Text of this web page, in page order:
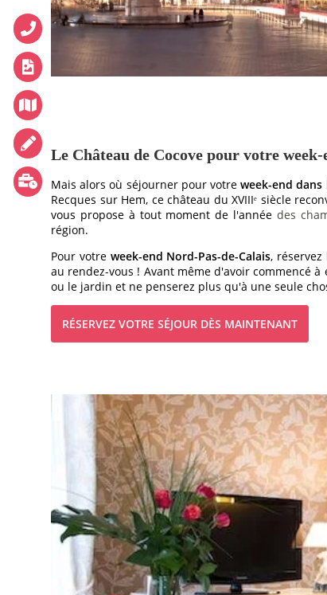
Le Château de Cocove pour votre
Mais alors où séjourner pour votreweek-end dans
Recques sur Hem, ce château du XVIIIᵉ siècle
vous propose à tout moment de l'année des
région.
Pour votre week-end Nord-Pas-de-Calais,
au rendez-vous ! Avant même d'avoir commencé
ou le jardin et ne penserez plus qu'à une seule
RÉSERVEZ VOTRE SÉJOUR DÈS MAINTENANT
CAVE À VIN
RÉCEPTIONS
OFFRES
RECRUTEMENT
ACCÈS
BOUTIQUE CADEAU
Téléphone : +33 3 21 82 68 29